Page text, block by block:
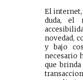
El internet,
duda, el
novedad,
y bajo
necesario
que